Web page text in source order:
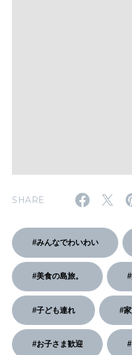
2026年7月号「鎌倉 ローカル
2026年6月号「大銀座 トレン
2026年5月号「“大好
2026年4月号「未来を
2026年3月号「ス
2026年2月号「良運
MAGAZINE
SHARE
#みんなでわいわい
#美食の島旅。
#子ども連れ #
#お子さま歓迎